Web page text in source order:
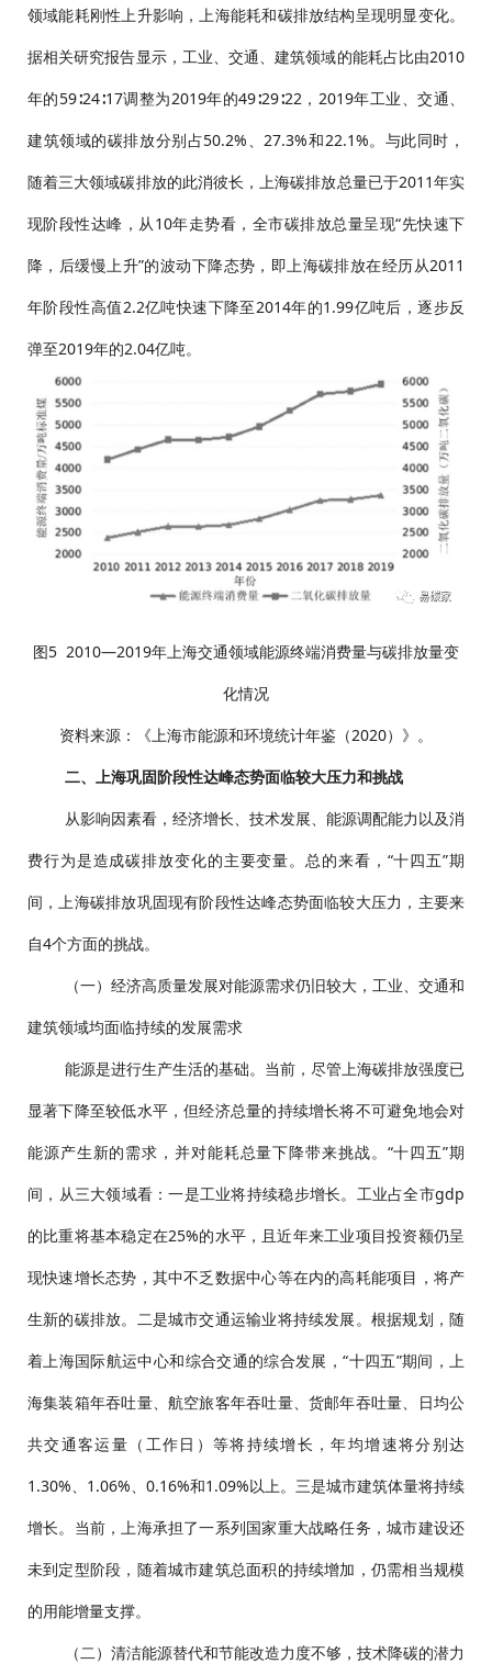
领域能耗刚性上升影响，上海能耗和碳排放结构呈现明显变化。
据相关研究报告显示，工业、交通、建筑领域的能耗占比由2010
年的59∶24∶17调整为2019年的49∶29∶22，2019年工业、交通、
建筑领域的碳排放分别占50.2%、27.3%和22.1%。与此同时，
随着三大领域碳排放的此消彼长，上海碳排放总量已于2011年实
现阶段性达峰，从10年走势看，全市碳排放总量呈现“先快速下
降，后缓慢上升”的波动下降态势，即上海碳排放在经历从2011
年阶段性高值2.2亿吨快速下降至2014年的1.99亿吨后，逐步反
弹至2019年的2.04亿吨。
图5 2010—2019年上海交通领域能源终端消费量与碳排放量变
化情况
资料来源：《上海市能源和环境统计年鉴（2020）》。
二、上海巩固阶段性达峰态势面临较大压力和挑战
从影响因素看，经济增长、技术发展、能源调配能力以及消
费行为是造成碳排放变化的主要变量。总的来看，“十四五”期
间，上海碳排放巩固现有阶段性达峰态势面临较大压力，主要来
自4个方面的挑战。
（一）经济高质量发展对能源需求仍旧较大，工业、交通和
建筑领域均面临持续的发展需求
能源是进行生产生活的基础。当前，尽管上海碳排放强度已
显著下降至较低水平，但经济总量的持续增长将不可避免地会对
能源产生新的需求，并对能耗总量下降带来挑战。“十四五”期
间，从三大领域看：一是工业将持续稳步增长。工业占全市gdp
的比重将基本稳定在25%的水平，且近年来工业项目投资额仍呈
现快速增长态势，其中不乏数据中心等在内的高耗能项目，将产
生新的碳排放。二是城市交通运输业将持续发展。根据规划，随
着上海国际航运中心和综合交通的综合发展，“十四五”期间，上
海集装箱年吞吐量、航空旅客年吞吐量、货邮年吞吐量、日均公
共交通客运量（工作日）等将持续增长，年均增速将分别达
1.30%、1.06%、0.16%和1.09%以上。三是城市建筑体量将持续
增长。当前，上海承担了一系列国家重大战略任务，城市建设还
未到定型阶段，随着城市建筑总面积的持续增加，仍需相当规模
的用能增量支撑。
（二）清洁能源替代和节能改造力度不够，技术降碳的潜力